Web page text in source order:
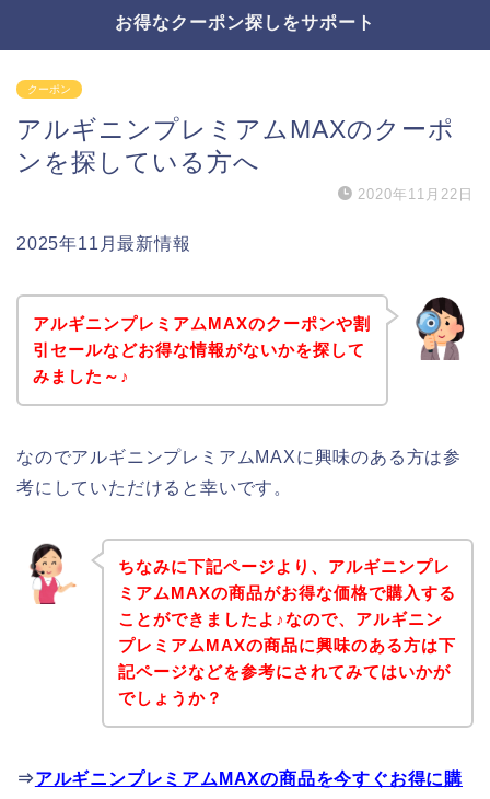
お得なクーポン探しをサポート
クーポン
アルギニンプレミアムMAXのクーポ
ンを探している方へ
2020年11月22日
2025年11月最新情報
アルギニンプレミアムMAXのクーポンや割
引セールなどお得な情報がないかを探して
みました～♪
なのでアルギニンプレミアムMAXに興味のある方は参
考にしていただけると幸いです。
ちなみに下記ページより、アルギニンプレ
ミアムMAXの商品がお得な価格で購入する
ことができましたよ♪なので、アルギニン
プレミアムMAXの商品に興味のある方は下
記ページなどを参考にされてみてはいかが
でしょうか？
⇒アルギニンプレミアムMAXの商品を今すぐお得に購